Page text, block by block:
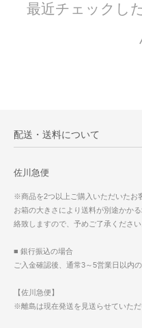
最近チェックし
配送・送料について
佐川急便
※商品を2つ以上ご購入いただいたお
お箱の大きさにより送料が別途かか
絡致しますので、予めご了承ください
■ 銀行振込の場合
ご入金確認後、通常3～5営業日以内
【佐川急便】
※離島は現在発送を見送らせていただ